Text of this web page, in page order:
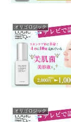
オリゴロジック
オリゴロジック